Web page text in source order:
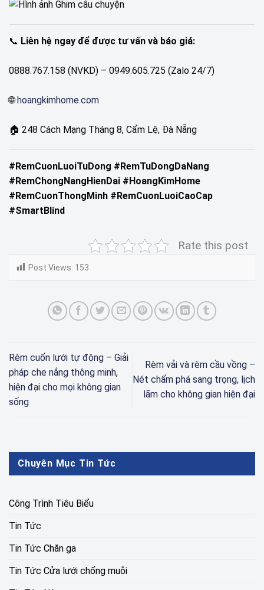
📞 Liên hệ ngay để được tư vấn và báo giá:
0888.767.158 (NVKD) – 0949.605.725 (Zalo 24/7)
🌐hoangkimhome.com
🏠 248 Cách Mạng Tháng 8, Cẩm Lệ, Đà Nẵng
#RemCuonLuoiTuDong #RemTuDongDaNang
#RemChongNangHienDai #HoangKimHome
#RemCuonThongMinh #RemCuonLuoiCaoCap
#SmartBlind
Rate this post
Post Views: 153
Rèm cuốn lưới tự động – Giải
pháp che nắng thông minh,
hiện đại cho mọi không gian
sống
Rèm vải và rèm cầu vồng –
Nét chấm phá sang trọng, lịch
lãm cho không gian hiện đại
Chuyên Mục Tin Tức
Công Trình Tiêu Biểu
Tin Tức
Tin Tức Chăn ga
Tin Tức Cửa lưới chống muỗi